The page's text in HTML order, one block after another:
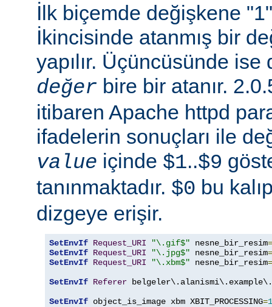
İlk biçemde değişkene
İkincisinde atanmış bir
yapılır. Üçüncüsünde
değer bire bir atanır.
itibaren Apache httpd
ifadelerin sonuçları ile
value içinde $1..$9
tanınmaktadır. $0 bu
dizgeye erişir.
SetEnvIf Request_URI "\.gif$" nesne_bir_resim=
SetEnvIf Request_URI "\.jpg$" nesne_bir_resim=
SetEnvIf Request_URI "\.xbm$" nesne_bir_resim=
SetEnvIf Referer
SetEnvIf object_is_image xbm XBIT_PROCESSING=1